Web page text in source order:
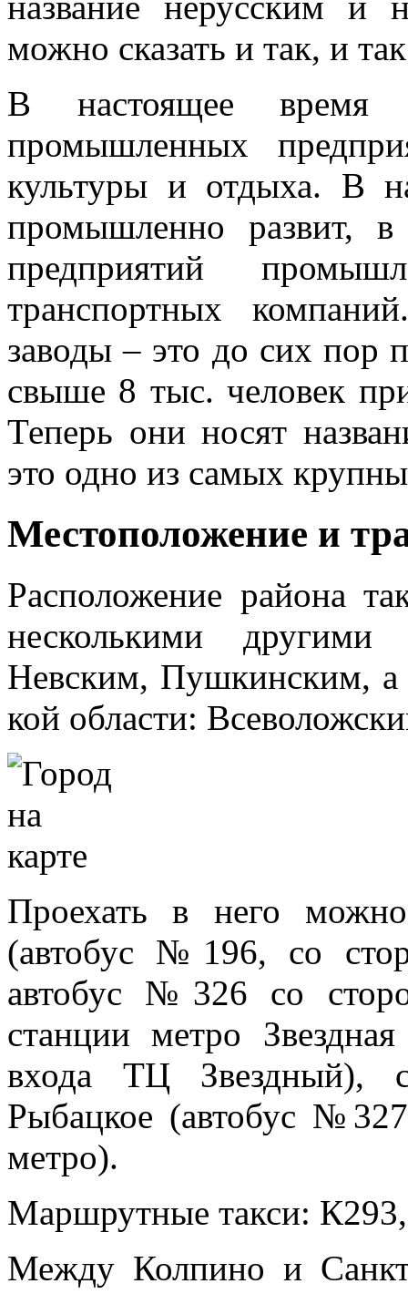
можно сказать и так, и
В настоящее время
промышленных
культуры и отдыха. В
промышленно развит,
предприятий
транспортных
заводы – это до сих пор
свыше 8 тыс. человек
Теперь они носят
это одно из самых
Местоположение и
Расположение района
несколькими другими
Невским, Пушкинским, а
кой области:
Проехать в него
(автобус №196, со
автобус №326 со
станции метро
входа ТЦ Звездный),
Рыбацкое (автобус
метро).
Маршрутные такси:
Между Колпино и